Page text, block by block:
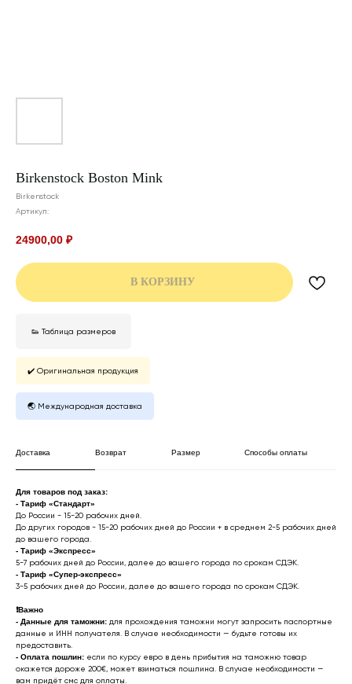
Birkenstock Boston Mink
Birkenstock
Артикул:
24900,00 ₽
В КОРЗИНУ
👟 Таблица размеров
✔️ Оригинальная продукция
🌏 Международная доставка
Доставка Возврат Размер Способы оплаты
Для товаров под заказ:
- Тариф «Стандарт»
До России - 15-20 рабочих дней.
До других городов - 15-20 рабочих дней до России + в среднем 2-5 рабочих дней
до вашего города.
- Тариф «Экспресс»
5-7 рабочих дней до России, далее до вашего города по срокам СДЭК.
- Тариф «Супер-экспресс»
3-5 рабочих дней до России, далее до вашего города по срокам СДЭК.
❗️Важно
- Данные для таможни: для прохождения таможни могут запросить паспортные
данные и ИНН получателя. В случае необходимости — будьте готовы их
предоставить.
- Оплата пошлин: если по курсу евро в день прибытия на таможню товар
окажется дороже 200€, может взиматься пошлина. В случае необходимости —
вам придёт смс для оплаты.
Доставка и оплата
Возврат товара
Договор оферты
* Мета (Meta Platforms) -
*
Сотрудничество
Личный кабинет